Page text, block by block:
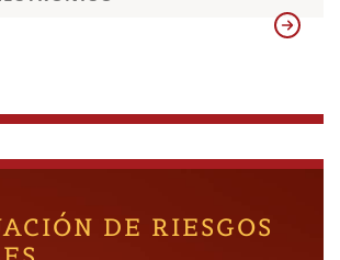
DE RIESGOS